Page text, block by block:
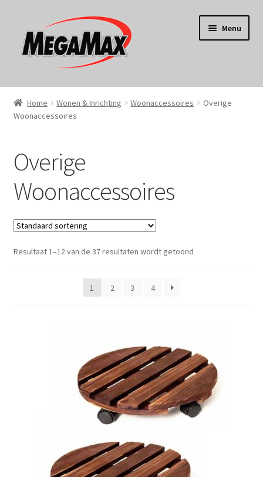
door
naar
naar
de
Menu
Home
KERST
Home Wonen & Inrichting Woonaccessoires
Overige
Woonaccessoires
Overige
Woonaccessoires
Resultaat 1–12 van de 37 resultaten wordt getoond
1 2 3 4